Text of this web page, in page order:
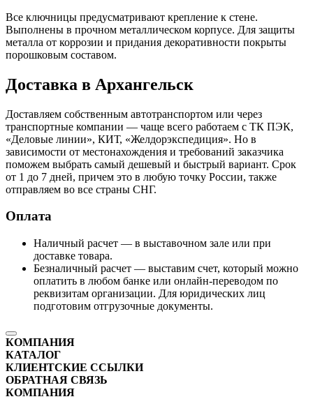
Все ключницы предусматривают крепление к стене.
Выполнены в прочном металлическом корпусе. Для защиты
металла от коррозии и придания декоративности покрыты
порошковым составом.
Доставка в Архангельск
Доставляем собственным автотранспортом или через
транспортные компании — чаще всего работаем с ТК ПЭК,
«Деловые линии», КИТ, «Желдорэкспедиция». Но в
зависимости от местонахождения и требований заказчика
поможем выбрать самый дешевый и быстрый вариант. Срок
от 1 до 7 дней, причем это в любую точку России, также
отправляем во все страны СНГ.
Оплата
Наличный расчет — в выставочном зале или при
доставке товара.
Безналичный расчет — выставим счет, который можно
оплатить в любом банке или онлайн-переводом по
реквизитам организации. Для юридических лиц
подготовим отгрузочные документы.
КОМПАНИЯ
КАТАЛОГ
КЛИЕНТСКИЕ ССЫЛКИ
ОБРАТНАЯ СВЯЗЬ
КОМПАНИЯ